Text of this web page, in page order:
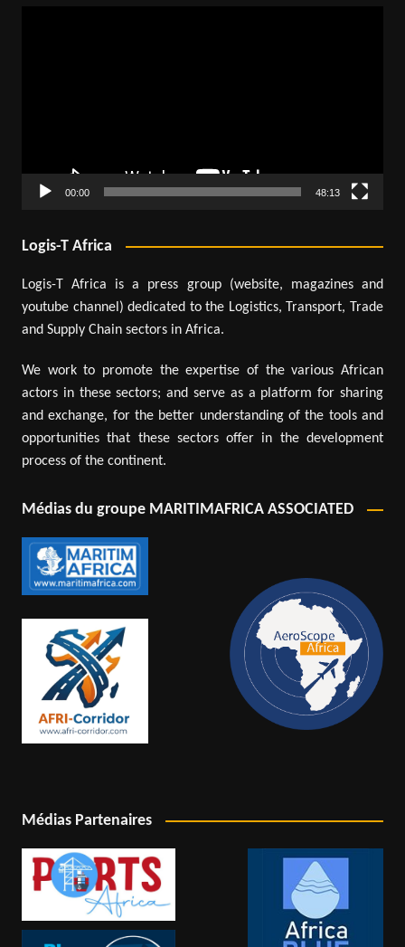
00:00 48:13
Logis-T Africa
Logis-T Africa is a press group (website, magazines and
youtube channel) dedicated to the Logistics, Transport, Trade
and Supply Chain sectors in Africa.
We work to promote the expertise of the various African
actors in these sectors; and serve as a platform for sharing
and exchange, for the better understanding of the tools and
opportunities that these sectors offer in the development
process of the continent.
Médias du groupe MARITIMAFRICA ASSOCIATED
Médias Partenaires